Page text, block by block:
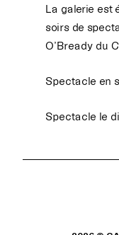
La galerie est
soirs de
O’Bready du
Spectacle en
Spectacle le